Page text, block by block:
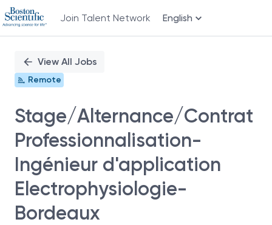
Join Talent Network English
PositionView All Jobs
Remote
Stage/Alternance/Contrat
Professionnalisation-
Ingénieur d'application
Electrophysiologie-
Bordeaux